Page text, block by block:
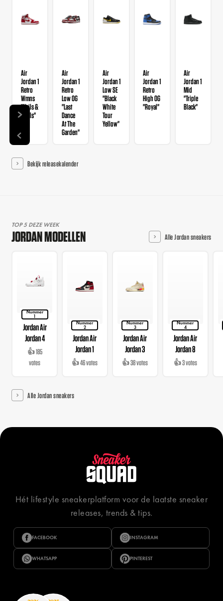
Air
Jordan 1
Retro
Wmns
"Nails &
Grails"
Air
Jordan 1
Retro
Low OG
"Last
Dance
At The
Garden"
Air
Jordan 1
Low SE
"Black
White
Tour
Yellow"
Air
Jordan 1
Retro
High OG
"Royal"
Air
Jordan 1
Mid
"Triple
Black"
Bekijk releasekalender
TOP 5 DEZE WEEK
JORDAN MODELLEN Alle Jordan sneakers
Nummer
1
Jordan Air
Jordan 4
👍 185
votes
Nummer
2
Jordan Air
Jordan 1
👍 46 votes
Nummer
3
Jordan Air
Jordan 3
👍 38 votes
Nummer
4
Jordan Air
Jordan 8
👍 3 votes
Alle Jordan sneakers
Hét lifestyle sneakerplatform voor de laatste sneaker
releases, trends & tips.
FACEBOOK INSTAGRAM
WHATSAPP PINTEREST